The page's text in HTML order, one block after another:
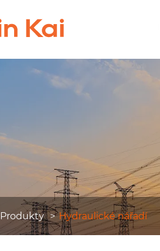
Produkty Hydraulické nářadí